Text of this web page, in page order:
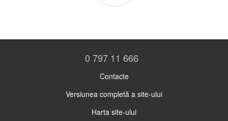
0 797 11 666
Contacte
Versiunea completă a site-ului
Harta site-ului